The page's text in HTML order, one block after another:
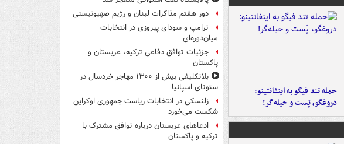
حمله تند فیگو به اینفانتینو:
دروغگو، پَست‌ و حیله‌گر!
دور هفتم مذاکرات لبنان و رژیم صهیونیستی
ترامپ و سودای پیروزی در انتخابات
میان‌دوره‌ای
جزئیات توافق دفاعی ترکیه، عربستان و
پاکستان
بلاتکلیفی بیش از ۱۳۰۰ مهاجر خردسال در
سئوتای اسپانیا
زلنسکی در انتخابات ریاست جمهوری اوکراین
شکست می‌خورد
ادعاهای عربستان درباره توافق مشترک با
ترکیه و پاکستان